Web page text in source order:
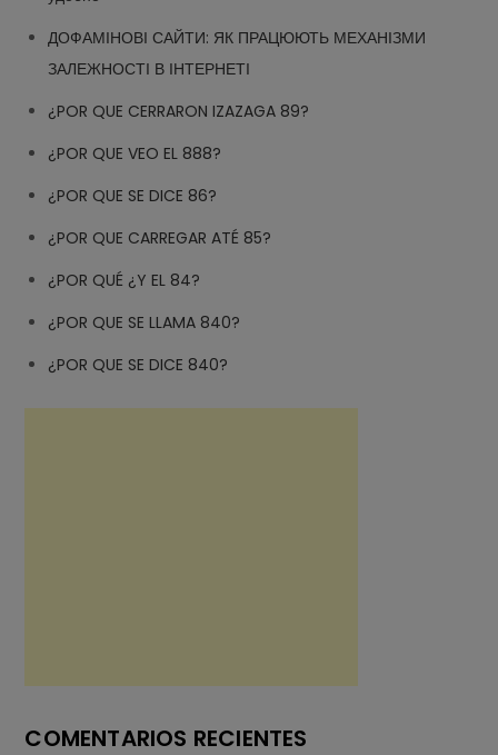
ДОФАМІНОВІ САЙТИ: ЯК ПРАЦЮЮТЬ МЕХАНІЗМИ
ЗАЛЕЖНОСТІ В ІНТЕРНЕТІ
¿POR QUE CERRARON IZAZAGA 89?
¿POR QUE VEO EL 888?
¿POR QUE SE DICE 86?
¿POR QUE CARREGAR ATÉ 85?
¿POR QUÉ ¿Y EL 84?
¿POR QUE SE LLAMA 840?
¿POR QUE SE DICE 840?
COMENTARIOS RECIENTES